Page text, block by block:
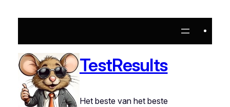
naar
inhoud
TestResults
Het beste van het beste